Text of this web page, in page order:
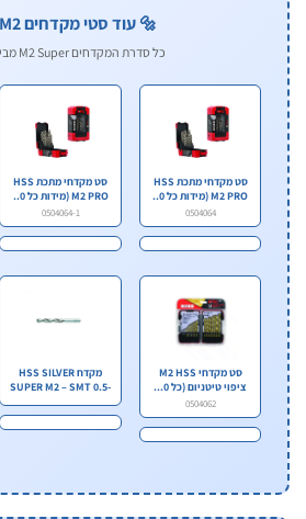
🔩 עוד סטי מקדחים HSS M2
כל סדרת המקדחים M2 Super מבית B.Tech
סט מקדחי מתכת HSS
M2 PRO (מידות כל 0..
סט מקדחי מתכת HSS
סט מקדחי M2 HSS
ציפוי טיטניום (כל 0...
מקדח HSS SILVER
SUPER M2 – SMT 0.5-